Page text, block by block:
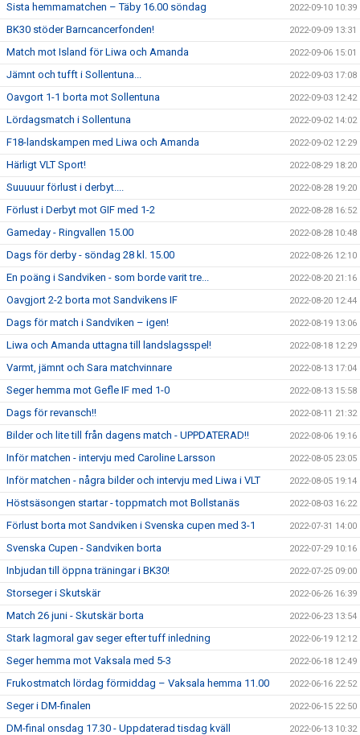
Sista hemmamatchen – Täby 16.00 söndag 2022-09-10 10:39
BK30 stöder Barncancerfonden! 2022-09-09 13:31
Match mot Island för Liwa och Amanda 2022-09-06 15:01
Jämnt och tufft i Sollentuna... 2022-09-03 17:08
Oavgort 1-1 borta mot Sollentuna 2022-09-03 12:42
Lördagsmatch i Sollentuna 2022-09-02 14:02
F18-landskampen med Liwa och Amanda 2022-09-02 12:29
Härligt VLT Sport! 2022-08-29 18:20
Suuuuur förlust i derbyt.... 2022-08-28 19:20
Förlust i Derbyt mot GIF med 1-2 2022-08-28 16:52
Gameday - Ringvallen 15.00 2022-08-28 10:48
Dags för derby - söndag 28 kl. 15.00 2022-08-26 12:10
En poäng i Sandviken - som borde varit tre... 2022-08-20 21:16
Oavgjort 2-2 borta mot Sandvikens IF 2022-08-20 12:44
Dags för match i Sandviken – igen! 2022-08-19 13:06
Liwa och Amanda uttagna till landslagsspel! 2022-08-18 12:29
Varmt, jämnt och Sara matchvinnare 2022-08-13 17:04
Seger hemma mot Gefle IF med 1-0 2022-08-13 15:58
Dags för revansch!! 2022-08-11 21:32
Bilder och lite till från dagens match - UPPDATERAD!! 2022-08-06 19:16
Inför matchen - intervju med Caroline Larsson 2022-08-05 23:05
Inför matchen - några bilder och intervju med Liwa i VLT 2022-08-05 19:14
Höstsäsongen startar - toppmatch mot Bollstanäs 2022-08-03 16:22
Förlust borta mot Sandviken i Svenska cupen med 3-1 2022-07-31 14:00
Svenska Cupen - Sandviken borta 2022-07-29 10:16
Inbjudan till öppna träningar i BK30! 2022-07-25 09:00
Storseger i Skutskär 2022-06-26 16:39
Match 26 juni - Skutskär borta 2022-06-23 13:54
Stark lagmoral gav seger efter tuff inledning 2022-06-19 12:12
Seger hemma mot Vaksala med 5-3 2022-06-18 12:49
Frukostmatch lördag förmiddag – Vaksala hemma 11.00 2022-06-16 22:52
Seger i DM-finalen 2022-06-15 22:50
DM-final onsdag 17.30 - Uppdaterad tisdag kväll 2022-06-13 10:32